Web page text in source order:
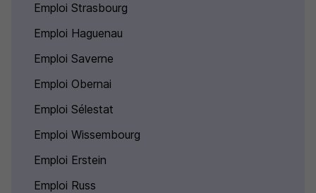
Emploi Strasbourg
Emploi Haguenau
Emploi Saverne
Emploi Obernai
Emploi Sélestat
Emploi Wissembourg
Emploi Erstein
Emploi Russ